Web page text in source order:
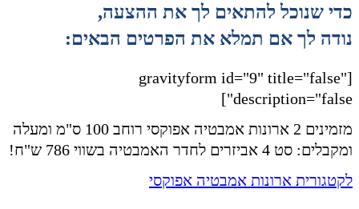
כדי שנוכל להתאים לך את ההצעה,
נודה לך אם תמלא את הפרטים הבאים:
[gravityform id="9" title="false"
description="false"]
מזמינים 2 ארונות אמבטיה אפוקסי רוחב 100 ס"מ ומעלה
ומקבלים: סט 4 אביזרים לחדר האמבטיה בשווי 786 ש"ח!
לקטגורית ארונות אמבטיה אפוקסי